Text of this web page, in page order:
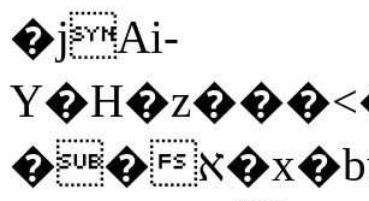
�jAi-
��א�x�bu���